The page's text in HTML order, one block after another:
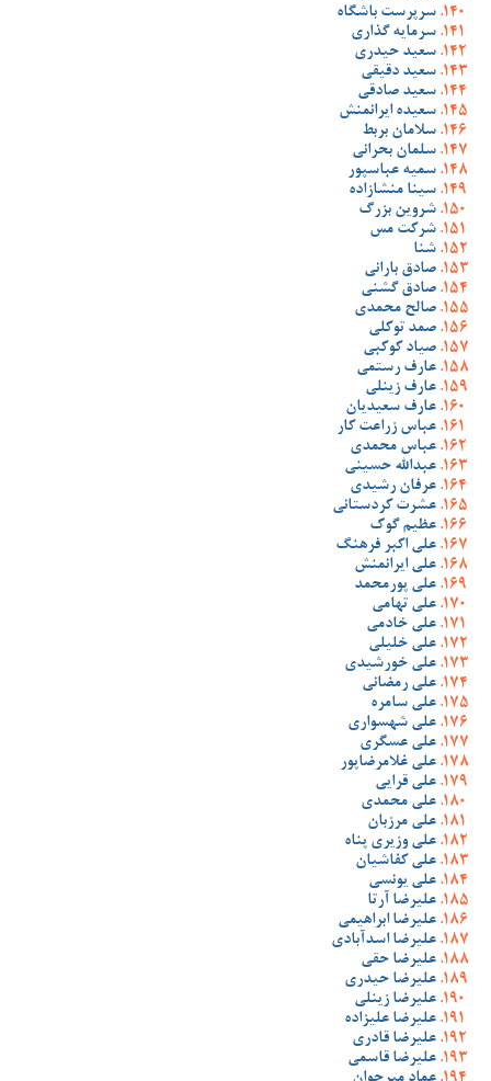
سرپرست باشگاه
سرمایه گذاری
سعید حیدری
سعید دقیقی
سعید صادقی
سعیده ایرانمنش
سلامان بربط
سلمان بحرانی
سمیه عباسپور
سینا منشازاده
شروین بزرگ
شرکت مس
شنا
صادق بارانی
صادق گشنی
صالح محمدی
صمد توکلی
صیاد کوکبی
عارف رستمی
عارف زینلی
عارف سعیدیان
عباس زراعت کار
عباس محمدی
عبدالله حسینی
عرفان رشیدی
عشرت کردستانی
عظیم گوک
علی اکبر فرهنگ
علی ایرانمنش
علی پورمحمد
علی تهامی
علی خادمی
علی خلیلی
علی خورشیدی
علی رمضانی
علی سامره
علی شهسواری
علی عسگری
علی غلامرضاپور
علی قرایی
علی محمدی
علی مرزبان
علی وزیری پناه
علی کفاشیان
علی یونسی
علیرضا آرتا
علیرضا ابراهیمی
علیرضا اسدآبادی
علیرضا حقی
علیرضا حیدری
علیرضا زینلی
علیرضا علیزاده
علیرضا قادری
علیرضا قاسمی